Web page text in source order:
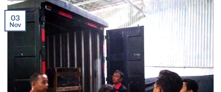
03
Nov